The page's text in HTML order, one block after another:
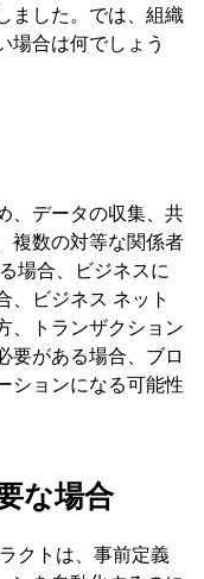
ました。では、組織
場合は何でしょう
、データの収集、共
複数の対等な関係者
場合、ビジネスに
、ビジネス ネット
、トランザクション
要がある場合、ブロ
ションになる可能性
な場合
クトは、事前定義